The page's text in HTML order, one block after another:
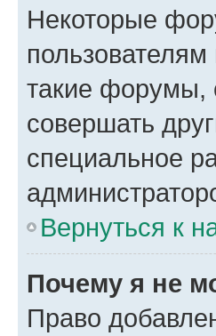
Некоторые
такие форумы,
совершать
специальное
Вернуться к
Почему я не
Право